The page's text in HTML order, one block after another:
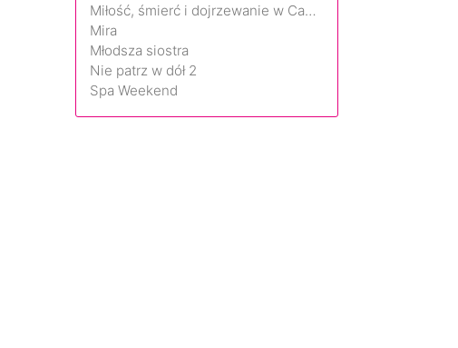
Miłość, śmierć i dojrzewanie w Camp Miasma
Mira
Młodsza siostra
Nie patrz w dół 2
Spa Weekend